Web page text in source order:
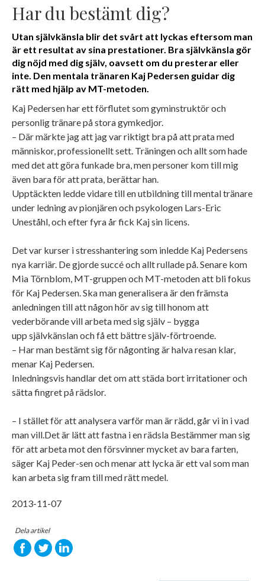
Har du bestämt dig?
Utan självkänsla blir det svårt att lyckas eftersom man
är ett resultat av sina prestationer. Bra självkänsla gör
dig nöjd med dig själv, oavsett om du presterar eller
inte. Den mentala tränaren Kaj Pedersen guidar dig
rätt med hjälp av MT-metoden.
Kaj Pedersen har ett förflutet som gyminstruktör och
personlig tränare på stora gymkedjor.
– Där märkte jag att jag var riktigt bra på att prata med
människor, professionellt sett. Träningen och allt som hade
med det att göra funkade bra, men personer kom till mig
även bara för att prata, berättar han.
Upptäckten ledde vidare till en utbildning till mental tränare
under ledning av pionjären och psykologen Lars-Eric
Uneståhl, och efter fyra år fick Kaj sin licens.
Det var kurser i stresshantering som inledde Kaj Pedersens
nya karriär. De gjorde succé och allt rullade på. Senare kom
Mia Törnblom, MT-gruppen och MT-metoden att bli fokus
för Kaj Pedersen. Ska man generalisera är den främsta
anledningen till att någon hör av sig till honom att
vederbörande vill arbeta med sig själv – bygga
upp självkänslan och få ett bättre själv-förtroende.
– Har man bestämt sig för någonting är halva resan klar,
menar Kaj Pedersen.
Inledningsvis handlar det om att städa bort irritationer och
sätta fingret på rädslor.
– I stället för att analysera varför man är rädd, går vi in i vad
man vill.Det är lätt att fastna i en rädsla Bestämmer man sig
för att arbeta mot den försvinner mycket av bara farten,
säger Kaj Peder-sen och menar att lycka är ett val som man
kan arbeta sig fram till med rätt medel.
2013-11-07
Dela artikel